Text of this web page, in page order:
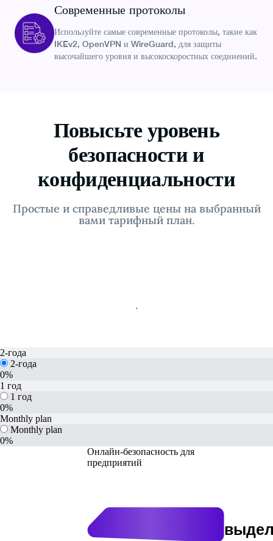
Современные протоколы
Используйте самые современные протоколы, такие как
IKEv2, OpenVPN и WireGuard, для защиты
высочайшего уровня и высокоскоростных соединений.
Повысьте уровень
безопасности и
конфиденциальности
Простые и справедливые цены на выбранный
вами тарифный план.
.
2-года
2-года
0%
1 год
1 год
0%
Monthly plan
Monthly plan
0%
Онлайн-безопасность для
предприятий